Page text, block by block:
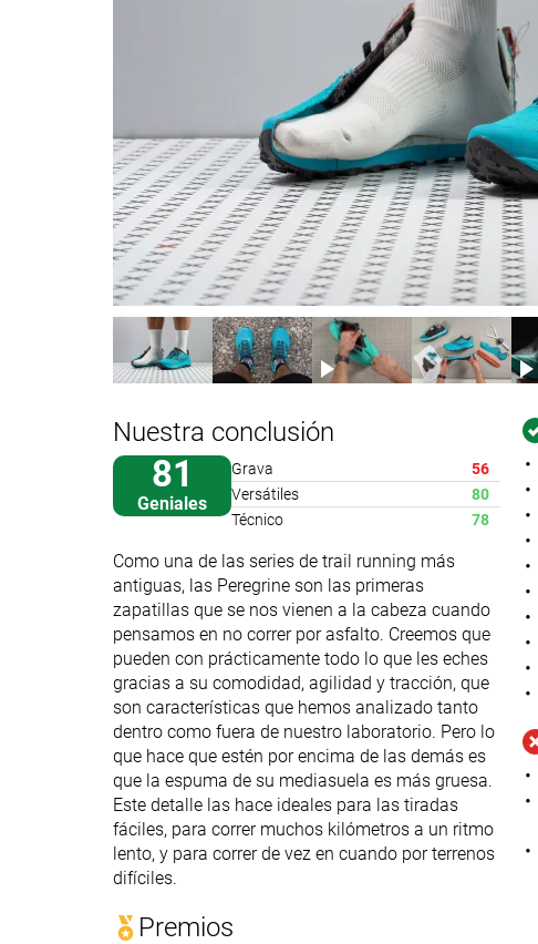
Nuestra conclusión
81
Geniales
Grava
56
Versátiles
80
Técnico
78
Como una de las series de trail running más
antiguas, las Peregrine son las primeras
zapatillas que se nos vienen a la cabeza cuando
pensamos en no correr por asfalto. Creemos que
pueden con prácticamente todo lo que les eches
gracias a su comodidad, agilidad y tracción, que
son características que hemos analizado tanto
dentro como fuera de nuestro laboratorio. Pero lo
que hace que estén por encima de las demás es
que la espuma de su mediasuela es más gruesa.
Este detalle las hace ideales para las tiradas
fáciles, para correr muchos kilómetros a un ritmo
lento, y para correr de vez en cuando por terrenos
difíciles.
Premios